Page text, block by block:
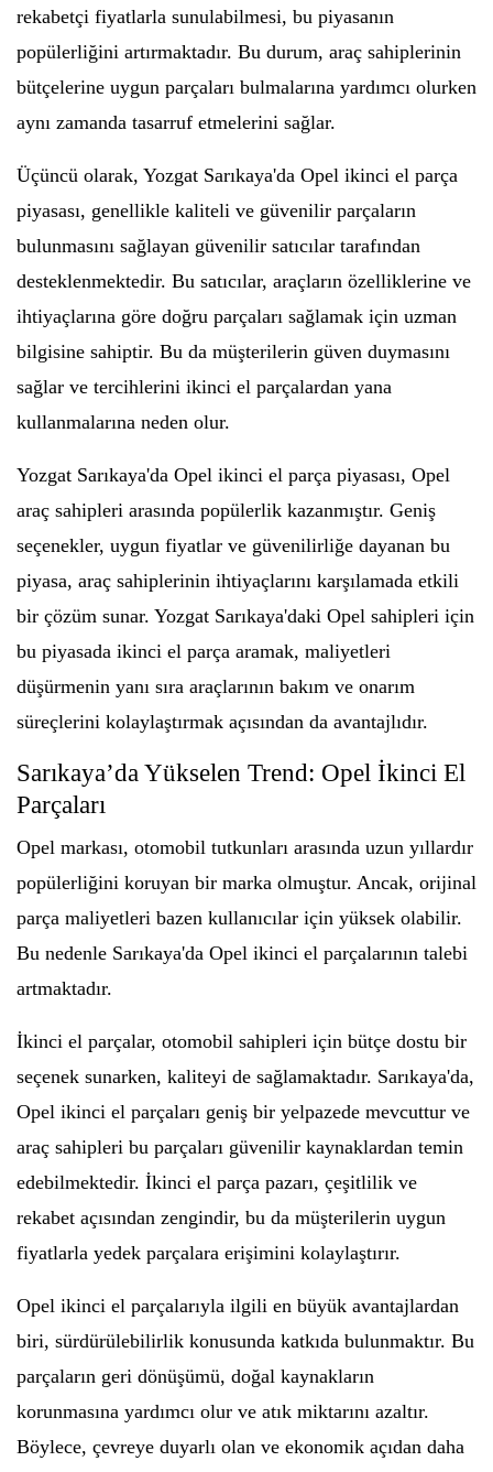
rekabetçi fiyatlarla sunulabilmesi, bu piyasanın
popülerliğini artırmaktadır. Bu durum, araç sahiplerinin
bütçelerine uygun parçaları bulmalarına yardımcı olurken
aynı zamanda tasarruf etmelerini sağlar.
Üçüncü olarak, Yozgat Sarıkaya'da Opel ikinci el parça
piyasası, genellikle kaliteli ve güvenilir parçaların
bulunmasını sağlayan güvenilir satıcılar tarafından
desteklenmektedir. Bu satıcılar, araçların özelliklerine ve
ihtiyaçlarına göre doğru parçaları sağlamak için uzman
bilgisine sahiptir. Bu da müşterilerin güven duymasını
sağlar ve tercihlerini ikinci el parçalardan yana
kullanmalarına neden olur.
Yozgat Sarıkaya'da Opel ikinci el parça piyasası, Opel
araç sahipleri arasında popülerlik kazanmıştır. Geniş
seçenekler, uygun fiyatlar ve güvenilirliğe dayanan bu
piyasa, araç sahiplerinin ihtiyaçlarını karşılamada etkili
bir çözüm sunar. Yozgat Sarıkaya'daki Opel sahipleri için
bu piyasada ikinci el parça aramak, maliyetleri
düşürmenin yanı sıra araçlarının bakım ve onarım
süreçlerini kolaylaştırmak açısından da avantajlıdır.
Sarıkaya’da Yükselen Trend: Opel İkinci El
Parçaları
Opel markası, otomobil tutkunları arasında uzun yıllardır
popülerliğini koruyan bir marka olmuştur. Ancak, orijinal
parça maliyetleri bazen kullanıcılar için yüksek olabilir.
Bu nedenle Sarıkaya'da Opel ikinci el parçalarının talebi
artmaktadır.
İkinci el parçalar, otomobil sahipleri için bütçe dostu bir
seçenek sunarken, kaliteyi de sağlamaktadır. Sarıkaya'da,
Opel ikinci el parçaları geniş bir yelpazede mevcuttur ve
araç sahipleri bu parçaları güvenilir kaynaklardan temin
edebilmektedir. İkinci el parça pazarı, çeşitlilik ve
rekabet açısından zengindir, bu da müşterilerin uygun
fiyatlarla yedek parçalara erişimini kolaylaştırır.
Opel ikinci el parçalarıyla ilgili en büyük avantajlardan
biri, sürdürülebilirlik konusunda katkıda bulunmaktır. Bu
parçaların geri dönüşümü, doğal kaynakların
korunmasına yardımcı olur ve atık miktarını azaltır.
Böylece, çevreye duyarlı olan ve ekonomik açıdan daha